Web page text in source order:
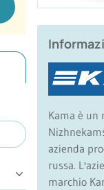
Kama è un
azienda
russa.
marchio